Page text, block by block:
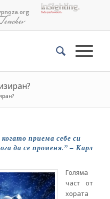
приема себе си
да се променя.” – Карл
Голяма
част от
хората